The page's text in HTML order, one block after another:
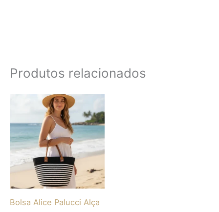
Produtos relacionados
Bolsa Alice Palucci Alça
produto
variantes.
As
opções
podem